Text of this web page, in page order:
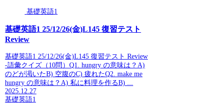
基礎英語1
基礎英語1 25/12/26(金)L145 復習テスト
Review
基礎英語1 25/12/26(金)L145 復習テスト Review
-語彙クイズ（10問）Q1. hungry の意味は？A)
のどが渇いたB) 空腹のC) 疲れたQ2. make me
hungry の意味は？A) 私に料理を作るB) ...
2025.12.27
基礎英語1